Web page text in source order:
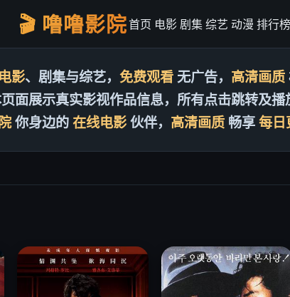
🎬 噜噜影院首页 电影 剧集 综艺 动漫 排行榜
影、剧集与综艺， 免费观看无广告， 高清画质
面展示真实影视作品信息，所有点击跳转及
你身边的在线电影伙伴， 高清画质畅享每日